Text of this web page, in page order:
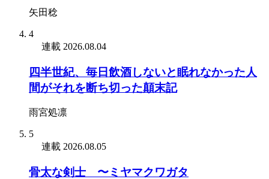
矢田稔
4
連載 2026.08.04
四半世紀、毎日飲酒しないと眠れなかった人
間がそれを断ち切った顛末記
雨宮処凛
5
連載 2026.08.05
骨太な剣士 〜ミヤマクワガタ